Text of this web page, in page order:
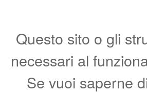
Questo sito o gli
necessari al
Se vuoi saperne